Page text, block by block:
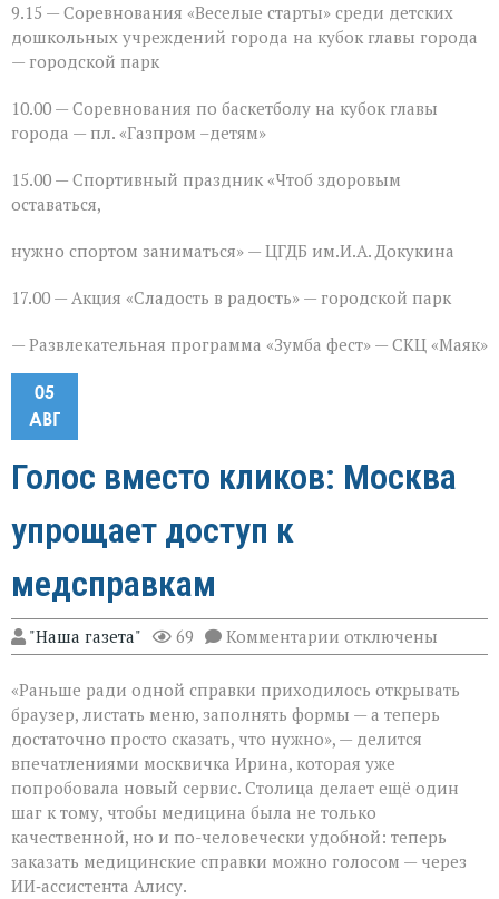
9.15 — Соревнования «Веселые старты» среди детских
дошкольных учреждений города на кубок главы города
— городской парк
10.00 — Соревнования по баскетболу на кубок главы
города — пл. «Газпром –детям»
15.00 — Спортивный праздник «Чтоб здоровым
оставаться,
нужно спортом заниматься» — ЦГДБ им.И.А. Докукина
17.00 — Акция «Сладость в радость» — городской парк
— Развлекательная программа «Зумба фест» — СКЦ «Маяк»
05
АВГ
Голос вместо кликов: Москва
упрощает доступ к
медсправкам
"Наша газета" 69 Комментарии к
записи
вместо
кликов:
упрощает
доступ
к
медсправкам
отключены
«Раньше ради одной справки приходилось открывать
браузер, листать меню, заполнять формы — а теперь
достаточно просто сказать, что нужно», — делится
впечатлениями москвичка Ирина, которая уже
попробовала новый сервис. Столица делает ещё один
шаг к тому, чтобы медицина была не только
качественной, но и по-человечески удобной: теперь
заказать медицинские справки можно голосом — через
ИИ‑ассистента Алису.